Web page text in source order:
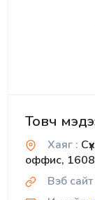
Товч
Хаяг :
оффис, 1608
Вэб сайт